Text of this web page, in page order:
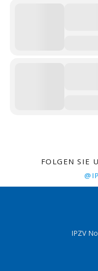
FOLGEN SIE
IPZV